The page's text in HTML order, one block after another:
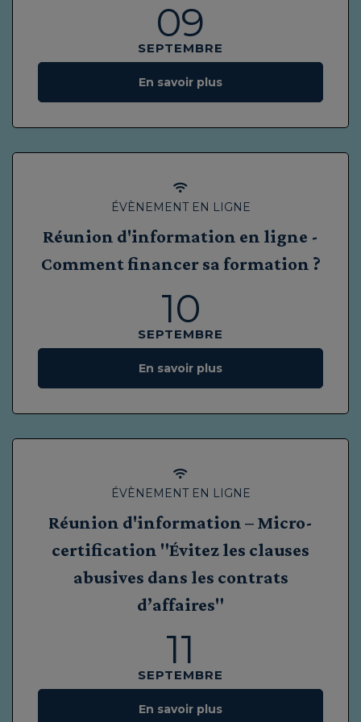
09
SEPTEMBRE
En savoir plus
ÉVÈNEMENT EN LIGNE
Réunion d'information en ligne -
Comment financer sa formation ?
10
SEPTEMBRE
En savoir plus
ÉVÈNEMENT EN LIGNE
Réunion d'information – Micro-
certification "Évitez les clauses
abusives dans les contrats
d’affaires"
11
SEPTEMBRE
En savoir plus